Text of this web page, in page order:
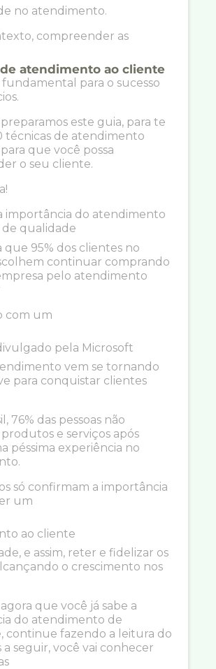
no atendimento.
compreender as
atendimento ao cliente
para o sucesso
este guia, para te
técnicas de atendimento
para que você possa
o seu cliente.
importância do atendimento
qualidade
que 95% dos clientes no
continuar comprando
pelo atendimento
com um
pela Microsoft
vem se tornando
para conquistar clientes
76% das pessoas não
e serviços após
péssima experiência no
só confirmam a importância
um
ao cliente
e assim, reter e fidelizar os
o crescimento nos
que você já sabe a
do atendimento de
continue fazendo a leitura do
a seguir, você vai conhecer